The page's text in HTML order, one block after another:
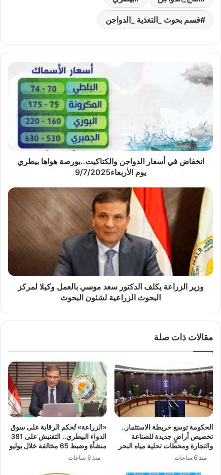
قسم بحوث _التغذية _الدواجن
انخفاض
في
أسعار
بيطري
يوم
الأربعاء9/7/2025
انخفاض في أسعار الدواجن والكتاكيت..بورصة هواها بيطري
يوم الأربعاء9/7/2025
وزير
الزراعة
يكلف
الدكتور
سعد
موسي
بالعمل
وكيلا
لمركز
البحوث
وزير الزراعة يكلف الدكتور سعد موسي بالعمل وكيلا لمركز
البحوث الزراعية لشئون البحوث
مقالات ذات صلة
الحكومة توسع خريطة الاستثمار..
تخصيص أراضٍ جديدة للصناعة
والتجارة ومحطات تحلية مياه البحر
منذ 6 ساعات
«الزراعة» تُحكم الرقابة على سوق
الدواء البيطري.. التفتيش على 381
منشأة وضبط 65 مخالفة خلال يوليو
منذ 6 ساعات